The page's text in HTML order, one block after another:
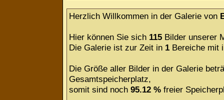
Herzlich Willkommen in der Galerie von
Hier können Sie sich 115 Bilder unserer
Die Galerie ist zur Zeit in 1 Bereiche mit
Die Größe aller Bilder in der Galerie
Gesamtspeicherplatz,
somit sind noch 95.12 % freier